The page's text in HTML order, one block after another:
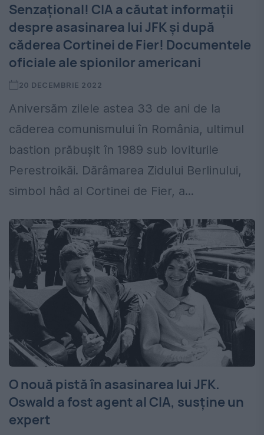
Senzațional! CIA a căutat informații
despre asasinarea lui JFK și după
căderea Cortinei de Fier! Documentele
oficiale ale spionilor americani
20 DECEMBRIE 2022
Aniversăm zilele astea 33 de ani de la
căderea comunismului în România, ultimul
bastion prăbușit în 1989 sub loviturile
Perestroikăi. Dărâmarea Zidului Berlinului,
simbol hâd al Cortinei de Fier, a...
O nouă pistă în asasinarea lui JFK.
Oswald a fost agent al CIA, susține un
expert